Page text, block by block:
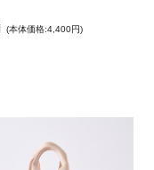
(本体価格:4,400円)